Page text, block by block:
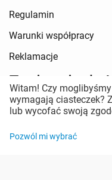
Regulamin
Warunki współpracy
Reklamacje
Zapisz się do
Witam! Czy
wymagają ciasteczek?
lub wycofać swoją
Pozwól mi wybrać